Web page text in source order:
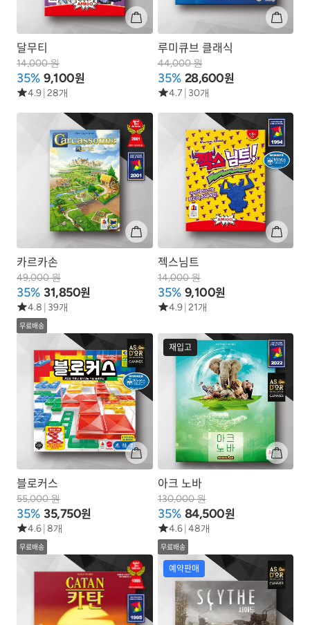
달무티
14,000 원
35% 9,100원
4.9 28개
루미큐브 클래식
44,000 원
35% 28,600원
4.7 30개
카르카손
49,000 원
35% 31,850원
4.8 39개
무료배송
젝스님트
14,000 원
35% 9,100원
4.9 21개
블로커스
55,000 원
35% 35,750원
4.6 8개
무료배송
재입고
아크 노바
130,000 원
35% 84,500원
4.6 48개
무료배송
예약판매